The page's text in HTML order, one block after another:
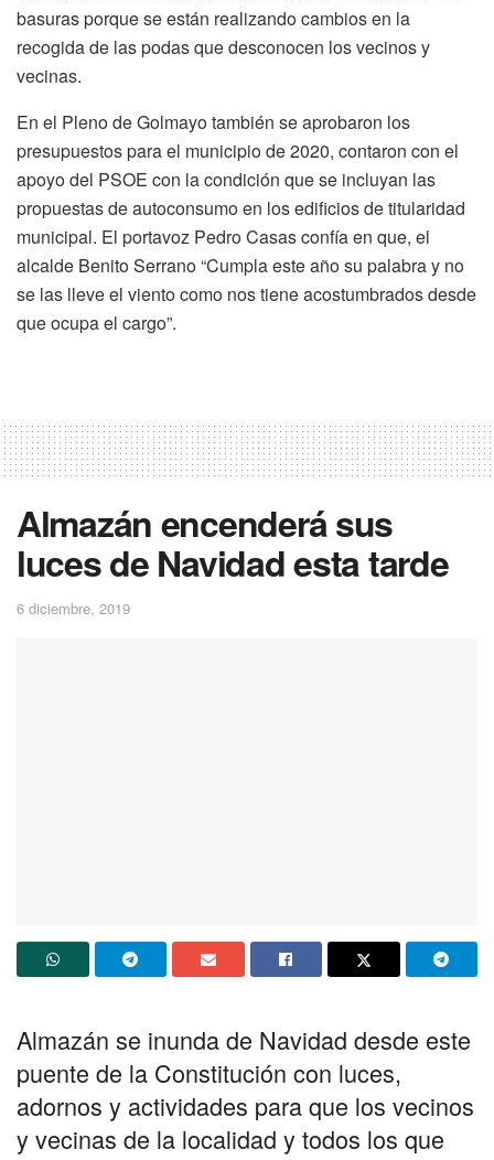
basuras porque se están realizando cambios en la
recogida de las podas que desconocen los vecinos y
vecinas.
En el Pleno de Golmayo también se aprobaron los
presupuestos para el municipio de 2020, contaron con el
apoyo del PSOE con la condición que se incluyan las
propuestas de autoconsumo en los edificios de titularidad
municipal. El portavoz Pedro Casas confía en que, el
alcalde Benito Serrano “Cumpla este año su palabra y no
se las lleve el viento como nos tiene acostumbrados desde
que ocupa el cargo”.
Almazán encenderá sus
luces de Navidad esta tarde
6 diciembre, 2019
Almazán se inunda de Navidad desde este
puente de la Constitución con luces,
adornos y actividades para que los vecinos
y vecinas de la localidad y todos los que